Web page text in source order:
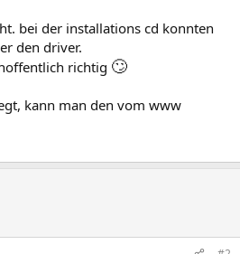
bei der installations cd konnten
den driver.
richtig 🙄
kann man den vom www